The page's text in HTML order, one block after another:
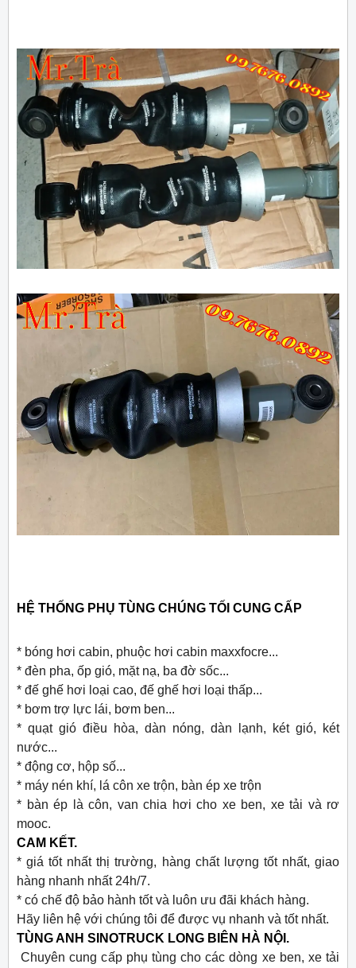
HỆ THỐNG PHỤ TÙNG CHÚNG TỐI CUNG CẤP
* bóng hơi cabin, phuộc hơi cabin maxxfocre...
* đèn pha, ốp gió, mặt nạ, ba đờ sốc...
* đế ghế hơi loại cao, đế ghế hơi loại thấp...
* bơm trợ lực lái, bơm ben...
* quạt gió điều hòa, dàn nóng, dàn lạnh, két gió, két
nước...
* động cơ, hộp số...
* máy nén khí, lá côn xe trộn, bàn ép xe trộn
* bàn ép là côn, van chia hơi cho xe ben, xe tải và rơ
mooc.
CAM KẾT.
* giá tốt nhất thị trường, hàng chất lượng tốt nhất, giao
hàng nhanh nhất 24h/7.
* có chế độ bảo hành tốt và luôn ưu đãi khách hàng.
Hãy liên hệ với chúng tôi để được vụ nhanh và tốt nhất.
TÙNG ANH SINOTRUCK LONG BIÊN HÀ NỘI.
Chuyên cung cấp phụ tùng cho các dòng xe ben, xe tải